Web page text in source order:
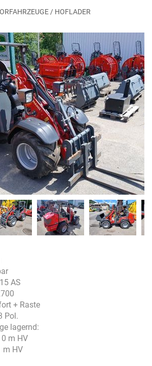
/ HOFLADER
AS
+ Raste
Pol.
lagernd:
m HV
m HV